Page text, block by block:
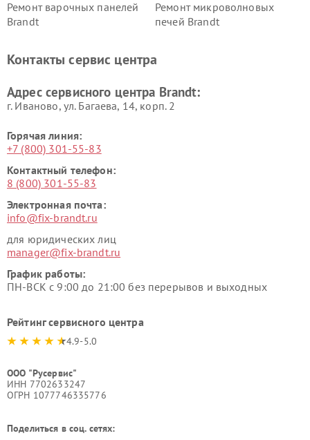
Ремонт варочных панелей
Brandt
Ремонт микроволновых
печей Brandt
Контакты сервис центра
Адрес сервисного центра Brandt:
г. Иваново, ул. Багаева, 14, корп. 2
Горячая линия:
+7 (800) 301-55-83
Контактный телефон:
8 (800) 301-55-83
Электронная почта:
info@fix-brandt.ru
для юридических лиц
manager@fix-brandt.ru
График работы:
ПН-ВСК с 9:00 до 21:00 без перерывов и выходных
Рейтинг сервисного центра
4.9-5.0
ООО "Русервис"
ИНН 7702633247
ОГРН 1077746335776
Поделиться в соц. сетях: